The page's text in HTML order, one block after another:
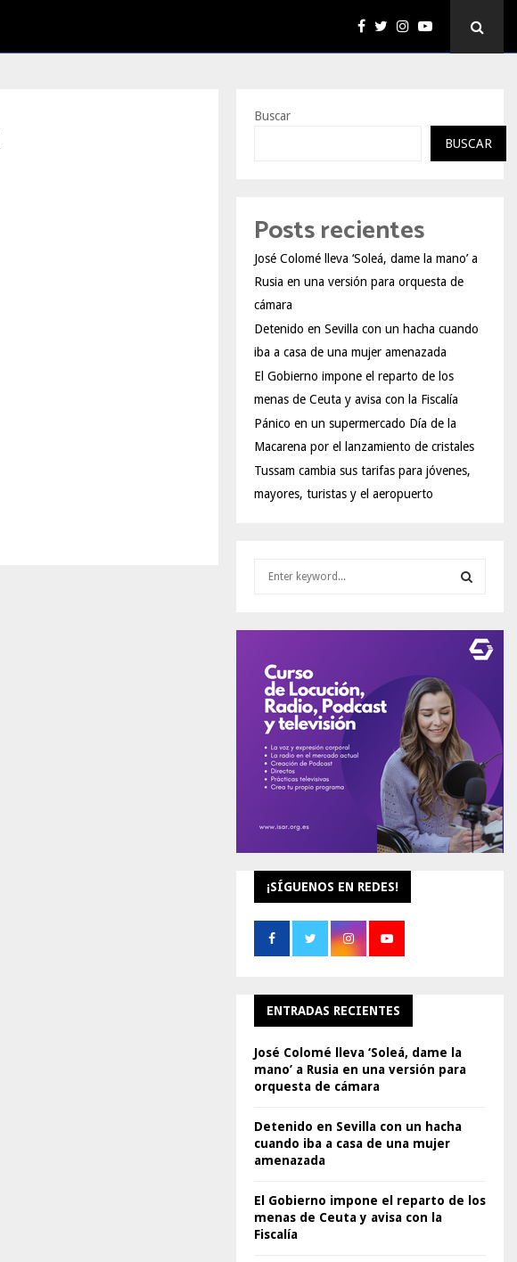
Buscar
BUSCAR
Posts recientes
José Colomé lleva ‘Soleá, dame la mano’ a
Rusia en una versión para orquesta de
cámara
Detenido en Sevilla con un hacha cuando
iba a casa de una mujer amenazada
El Gobierno impone el reparto de los
menas de Ceuta y avisa con la Fiscalía
Pánico en un supermercado Día de la
Macarena por el lanzamiento de cristales
Tussam cambia sus tarifas para jóvenes,
mayores, turistas y el aeropuerto
C
H
¡SÍGUENOS EN REDES!
ENTRADAS RECIENTES
José Colomé lleva ‘Soleá, dame la
mano’ a Rusia en una versión para
orquesta de cámara
Detenido en Sevilla con un hacha
cuando iba a casa de una mujer
amenazada
El Gobierno impone el reparto de los
menas de Ceuta y avisa con la
Fiscalía